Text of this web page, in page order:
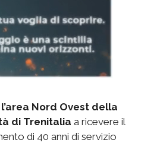
l’area Nord Ovest della
di Trenitalia a ricevere il
di 40 anni di servizio